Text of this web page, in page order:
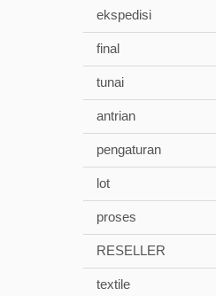
ekspedisi
final
tunai
antrian
pengaturan
lot
proses
RESELLER
textile